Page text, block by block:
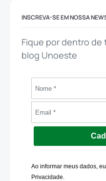
INSCREVA-SE EM NOSSA
Fique por dentro de
blog Unoeste
Ao informar meus dados,
Privacidade.